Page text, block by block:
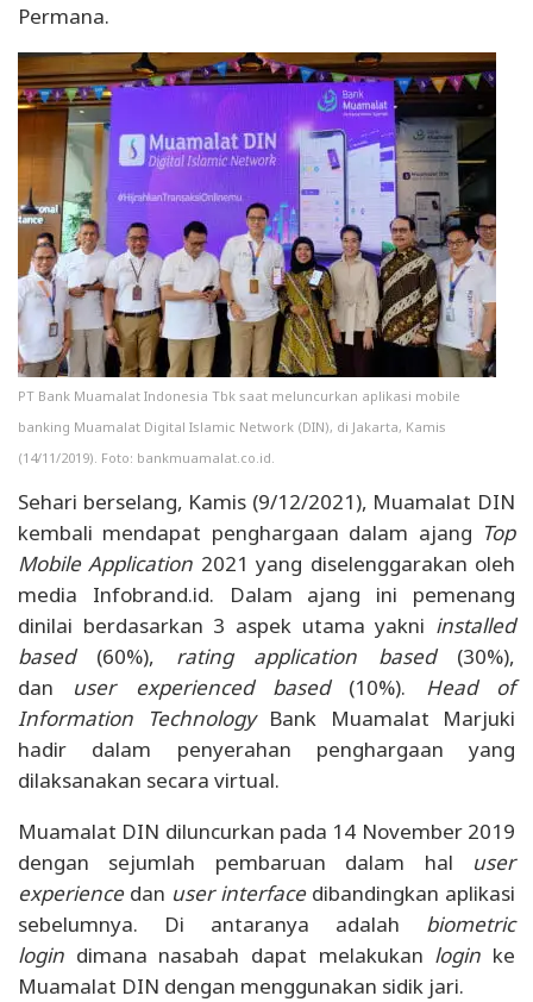
Permana.
PT Bank Muamalat Indonesia Tbk saat meluncurkan aplikasi mobile
banking Muamalat Digital Islamic Network (DIN), di Jakarta, Kamis
(14/11/2019). Foto: bankmuamalat.co.id.
Sehari berselang, Kamis (9/12/2021), Muamalat DIN
kembali mendapat penghargaan dalam ajang Top
Mobile Application 2021 yang diselenggarakan oleh
media Infobrand.id. Dalam ajang ini pemenang
dinilai berdasarkan 3 aspek utama yakni installed
based(60%), rating application based(30%),
dan user experienced based(10%). Head of
Information TechnologyBank Muamalat Marjuki
hadir dalam penyerahan penghargaan yang
dilaksanakan secara virtual.
Muamalat DIN diluncurkan pada 14 November 2019
dengan sejumlah pembaruan dalam hal user
experiencedan user interfacedibandingkan aplikasi
sebelumnya. Di antaranya adalah biometric
login dimana nasabah dapat melakukan login ke
Muamalat DIN dengan menggunakan sidik jari.